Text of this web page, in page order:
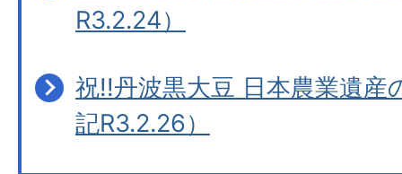
R3.2.24）
祝!!丹波黒大豆 日本農業遺産
記R3.2.26）